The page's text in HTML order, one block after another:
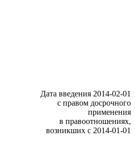
Дата введения 2014-02-01
с правом досрочного
применения
в правоотношениях,
возникших с 2014-01-01